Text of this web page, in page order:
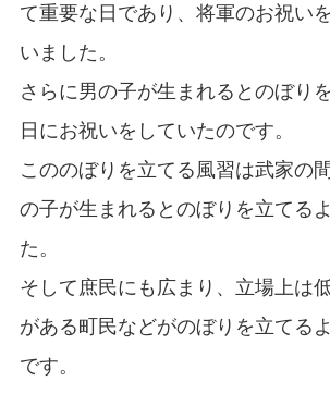
て重要な日であり、将軍のお祝い
いました。
さらに男の子が生まれるとのぼり
日にお祝いをしていたのです。
こののぼりを立てる風習は武家の
の子が生まれるとのぼりを立てる
た。
そして庶民にも広まり、立場上は
がある町民などがのぼりを立てる
です。